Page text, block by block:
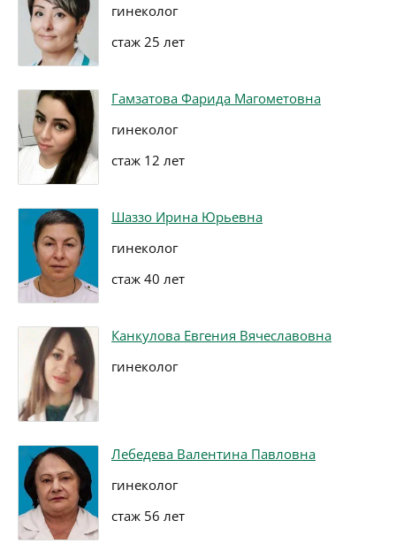
гинеколог
стаж 25 лет
Гамзатова Фарида Магометовна
гинеколог
стаж 12 лет
Шаззо Ирина Юрьевна
гинеколог
стаж 40 лет
Канкулова Евгения Вячеславовна
гинеколог
Лебедева Валентина Павловна
гинеколог
стаж 56 лет